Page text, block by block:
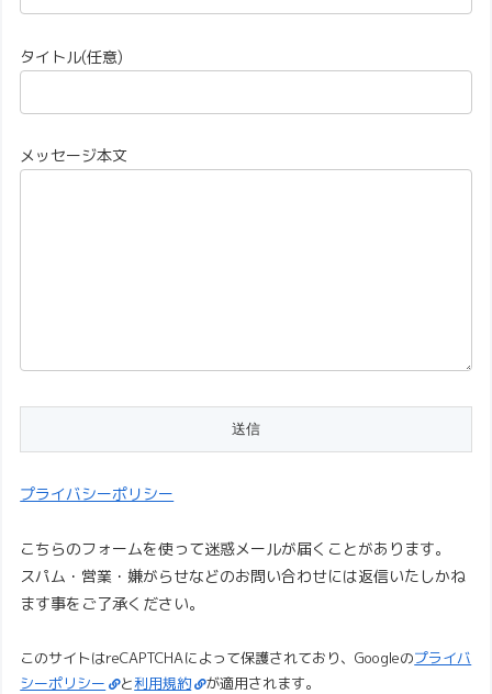
タイトル(任意)
メッセージ本文
プライバシーポリシー
こちらのフォームを使って迷惑メールが届くことがあります。
スパム・営業・嫌がらせなどのお問い合わせには返信いたしかね
ます事をご了承ください。
このサイトはreCAPTCHAによって保護されており、Googleのプライバ
シーポリシー
と利用規約 が適用されます。